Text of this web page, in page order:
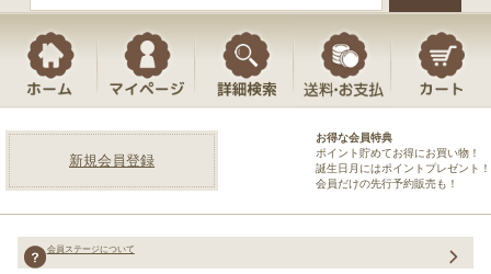
新規会員登録
お得な会員特典
ポイント貯めてお得にお買い物！
誕生日月にはポイントプレゼント！
会員だけの先行予約販売も！
会員ステージについて